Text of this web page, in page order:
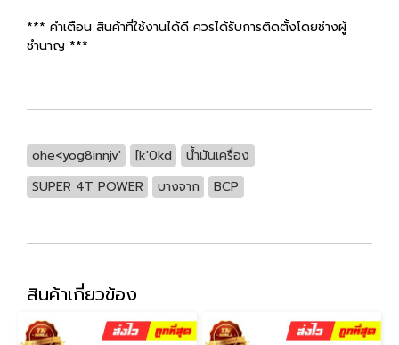
*** คำเตือน สินค้าที่ใช้งานได้ดี ควรได้รับการติดตั้งโดยช่างผู้
ชำนาญ ***
ohe<yog8innjv' [k'0kd
น้ำมันเครื่อง
SUPER 4T POWER
บางจาก BCP
สินค้าเกี่ยวข้อง